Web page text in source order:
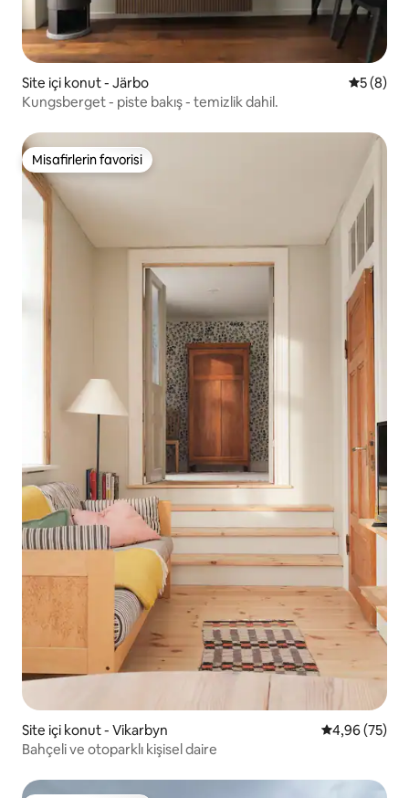
Site içi konut - Järbo 55 (8)
Kungsberget - piste bakış - temizlik dahil.
Misafirlerin favorisi
Misafirlerin favorisi
Site içi konut - Vikarbyn 5 üzerinden
4,96 (75)
Bahçeli ve otoparklı kişisel daire